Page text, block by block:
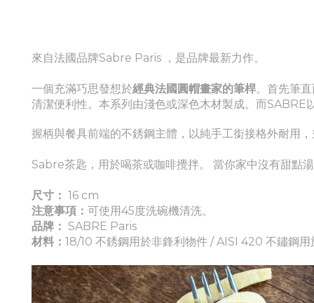
來自法國品牌Sabre Paris ，是品牌最新力作。
一個充滿巧思發想於經典法國圓帽畫家的筆桿。首先筆
清潔便利性。 本系列由淺色或深色木材製成。而SABRE
握柄與餐具前端的不銹鋼主體，以純手工銜接格外耐用
Sabre茶匙，用於喝茶或咖啡攪拌。 當你家中沒有甜點
尺寸： 16 cm
注意事項： 可使用45度洗碗機清洗。
品牌： SABRE Paris
材料： 18/10 不銹鋼用於非鋒利物件 / AISI 420 不鏽鋼